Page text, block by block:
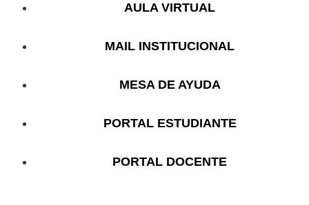
AULA VIRTUAL
MAIL INSTITUCIONAL
MESA DE AYUDA
PORTAL ESTUDIANTE
PORTAL DOCENTE